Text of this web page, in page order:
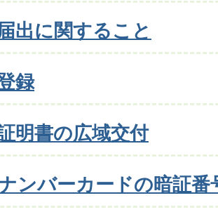
出に関すること
録
明書の広域交付
ンバーカードの暗証番